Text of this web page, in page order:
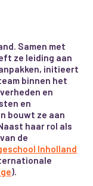
Samen met
ze leiding aan
initieert
binnen het
en
en
bouwt ze aan
haar rol als
de
Inholland
).